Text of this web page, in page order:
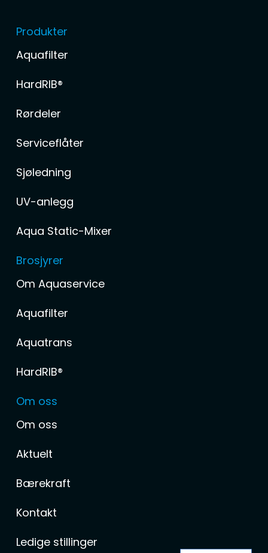
Produkter
Aquafilter
HardRIB®
Rørdeler
Serviceflåter
Sjøledning
UV-anlegg
Aqua Static-Mixer
Brosjyrer
Om Aquaservice
Aquafilter
Aquatrans
HardRIB®
Om oss
Om oss
Aktuelt
Bærekraft
Kontakt
Ledige stillinger